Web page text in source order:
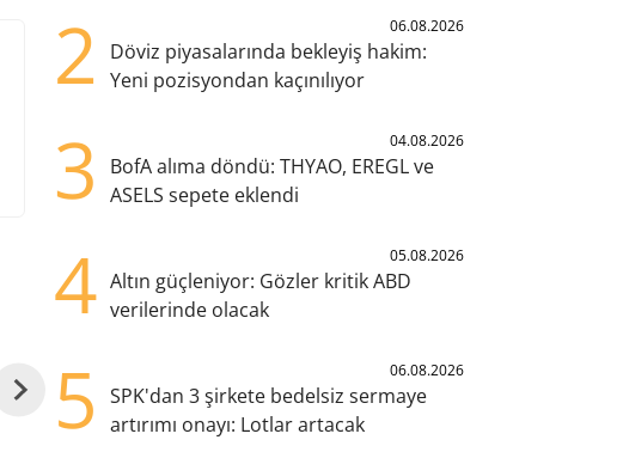
2 06.08.2026
Döviz piyasalarında bekleyiş hakim:
Yeni pozisyondan kaçınılıyor
3 04.08.2026
BofA alıma döndü: THYAO, EREGL ve
ASELS sepete eklendi
4 05.08.2026
Altın güçleniyor: Gözler kritik ABD
verilerinde olacak
5 06.08.2026
SPK'dan 3 şirkete bedelsiz sermaye
artırımı onayı: Lotlar artacak